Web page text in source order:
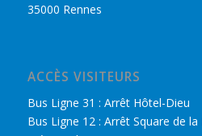
35000 Rennes
ACCÈS VISITEURS
Bus Ligne 31 : Arrêt Hôtel-Dieu
Bus Ligne 12 : Arrêt Square de la